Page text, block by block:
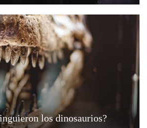
los dinosaurios?